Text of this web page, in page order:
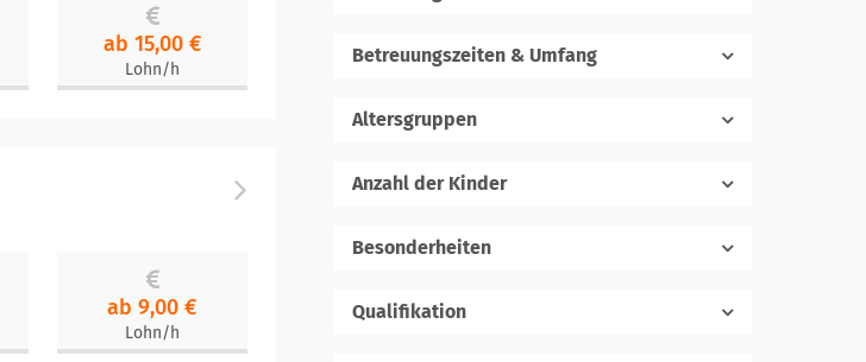
ab 15,00 €
Lohn/h
ab 9,00 €
Lohn/h
Betreuungszeiten & Umfang
Altersgruppen
Anzahl der Kinder
Besonderheiten
Qualifikation